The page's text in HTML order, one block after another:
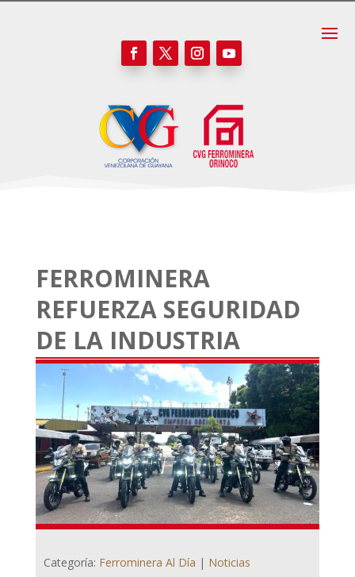
FERROMINERA
REFUERZA SEGURIDAD
DE LA INDUSTRIA
Categoría: Ferrominera Al Día | Noticias